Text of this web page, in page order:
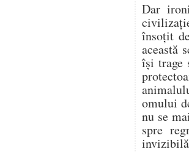
Dar
însoțit
această
își trage
omului
nu se
spre